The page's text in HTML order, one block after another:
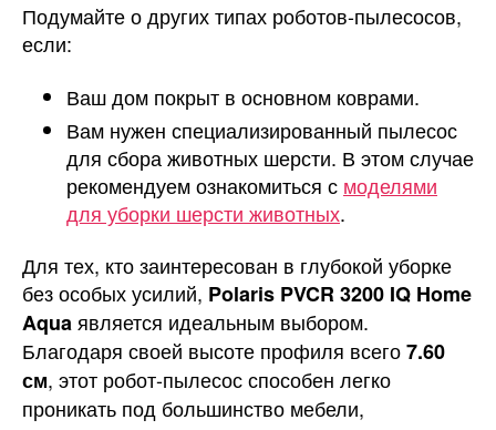
Подумайте о других типах роботов-пылесосов,
если:
Ваш дом покрыт в основном коврами.
Вам нужен специализированный пылесос
для сбора животных шерсти. В этом случае
рекомендуем ознакомиться с моделями
для уборки шерсти животных.
Для тех, кто заинтересован в глубокой уборке
без особых усилий, Polaris PVCR 3200 IQ Home
Aquaявляется идеальным выбором.
Благодаря своей высоте профиля всего7.60
см, этот робот-пылесос способен легко
проникать под большинство мебели,